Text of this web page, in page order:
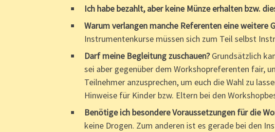
Ich habe bezahlt, aber keine Münze erhalten bzw.
Warum verlangen manche Referenten eine weitere
Instrumentenkurse müssen sich zum Teil selbst
Darf meine Begleitung zuschauen?Grundsätzlich
sei aber gegenüber dem Workshopreferenten fair,
Teilnehmer anzusprechen, um euch die Wahl zu
Hinweise für Kinder bzw. Eltern bei den
Benötige ich besondere Voraussetzungen für die
keine Drogen. Zum anderen ist es gerade bei den